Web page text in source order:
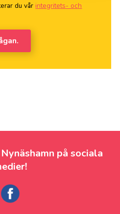
du vår integritets- och
på sociala